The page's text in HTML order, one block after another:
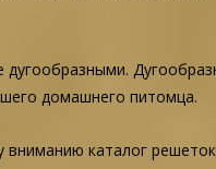
домашнего питомца.
каталог